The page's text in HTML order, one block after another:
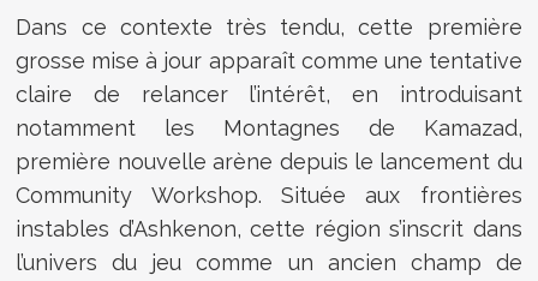
Dans ce contexte très tendu, cette première
grosse mise à jour apparaît comme une tentative
claire de relancer l’intérêt, en introduisant
notamment les Montagnes de Kamazad,
première nouvelle arène depuis le lancement du
Community Workshop. Située aux frontières
instables d’Ashkenon, cette région s’inscrit dans
l’univers du jeu comme un ancien champ de